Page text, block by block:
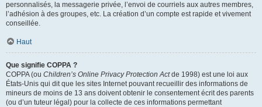
personnalisés, la messagerie privée, l’envoi de courriels aux autres membres,
l’adhésion à des groupes, etc. La création d’un compte est rapide et vivement
conseillée.
Haut
Que signifie COPPA ?
COPPA (ou Children’s Online Privacy Protection Actde 1998) est une loi aux
États-Unis qui dit que les sites Internet pouvant recueillir des informations de
mineurs de moins de 13 ans doivent obtenir le consentement écrit des parents
(ou d’un tuteur légal) pour la collecte de ces informations permettant